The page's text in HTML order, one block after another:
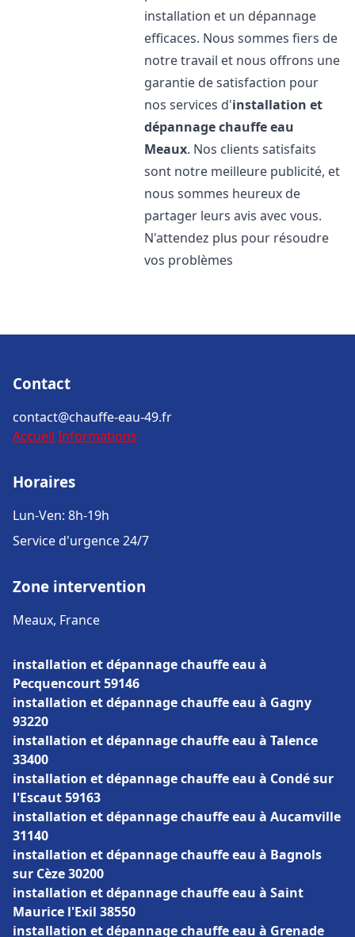
installation et un dépannage
efficaces. Nous sommes fiers de
notre travail et nous offrons une
garantie de satisfaction pour
nos services d'installation et
dépannage chauffe eau
Meaux. Nos clients satisfaits
sont notre meilleure publicité, et
nous sommes heureux de
partager leurs avis avec vous.
N'attendez plus pour résoudre
vos problèmes
Contact
contact@chauffe-eau-49.fr
Accueil Informations
Horaires
Lun-Ven: 8h-19h
Service d'urgence 24/7
Zone intervention
Meaux, France
installation et dépannage chauffe eau à
Pecquencourt 59146
installation et dépannage chauffe eau à Gagny
93220
installation et dépannage chauffe eau à Talence
33400
installation et dépannage chauffe eau à Condé sur
l'Escaut 59163
installation et dépannage chauffe eau à Aucamville
31140
installation et dépannage chauffe eau à Bagnols
sur Cèze 30200
installation et dépannage chauffe eau à Saint
Maurice l'Exil 38550
installation et dépannage chauffe eau à Grenade